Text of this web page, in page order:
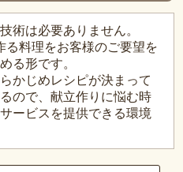
術は必要ありません。
料理をお客様のご要望を
る形です。
かじめレシピが決まって
ので、献立作りに悩む時
ービスを提供できる環境